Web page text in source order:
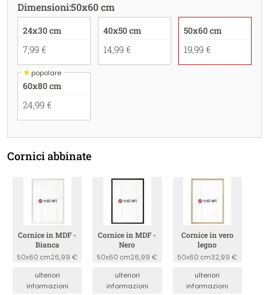
Dimensioni:50x60 cm
24x30 cm
7,99 €
40x50 cm
14,99 €
50x60 cm
19,99 €
★popolare
60x80 cm
24,99 €
Cornici abbinate
Cornice in MDF -
Bianca
50x60 cm26,99 €
ulteriori
informazioni
Cornice in MDF -
Nero
50x60 cm26,99 €
ulteriori
informazioni
Cornice in vero
legno
50x60 cm32,99 €
ulteriori
informazioni